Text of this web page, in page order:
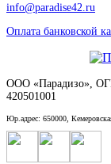
info@paradise42.ru
Оплата банковской
ООО «Парадизо»,
420501001
Юр.адрес: 650000,